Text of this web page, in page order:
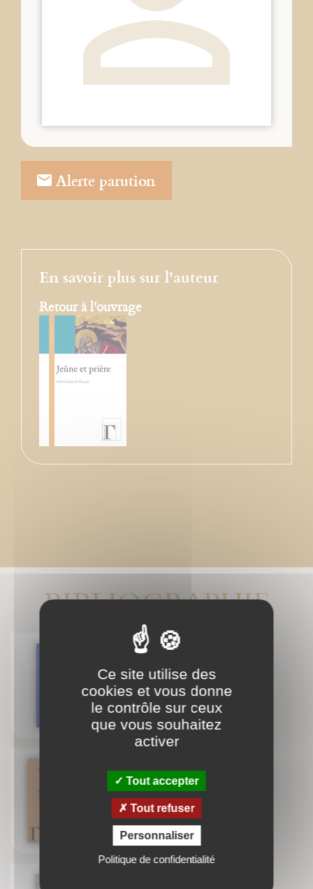
Alerte parution
En savoir plus sur l'auteur
Retour à l'ouvrage
BIBLIOGRAPHIE
D'or et de miel
Jean-François Froger
Michel-Gabriel Mouret
Chemins de croix
Michel-Gabriel Mouret
Ce site utilise des
cookies et vous donne
le contrôle sur ceux
que vous souhaitez
activer
Tout accepter
Tout refuser
Personnaliser
Politique de confidentialité